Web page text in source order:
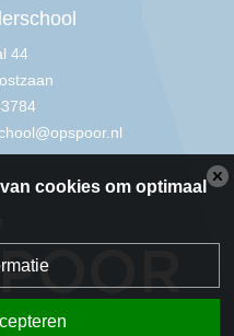
44
cookies om optimaal